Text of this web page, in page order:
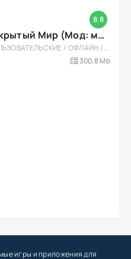
8.8
Toilet Fight Открытый Мир (Мод: много чипов, денег, все открыто, бессмертие, урон, 50+ читов)
АРКАДЫ / ОДНОПОЛЬЗОВАТЕЛЬСКИЕ / ОФЛАЙН / МОД / РОЛЕВЫЕ / ШУТЕРЫ / ОТКРЫТЫЙ МИР / ВСТРОЕННЫЙ КЕШ / 3D / ЭКШЕНЫ / ТУАЛЕТНЫЕ ВОЙНЫ / ДЛЯ ДЕТЕЙ
300,8 Mb
игрыи приложения для